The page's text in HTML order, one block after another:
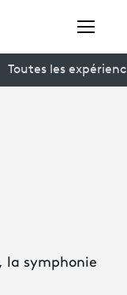
Toutes les
la symphonie